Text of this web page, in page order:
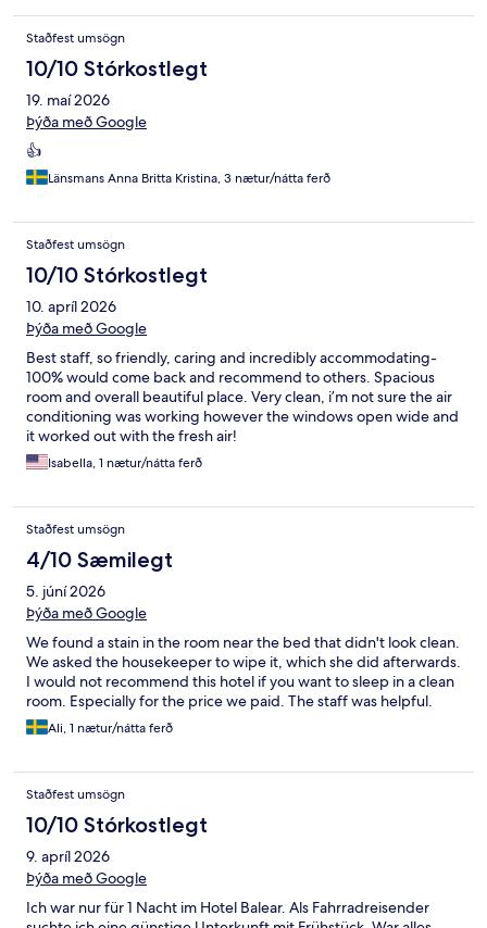
Staðfest umsögn
10/10 Stórkostlegt
19. maí 2026
Þýða með Google
👍
Länsmans Anna Britta Kristina, 3 nætur/nátta ferð
Staðfest umsögn
10/10 Stórkostlegt
10. apríl 2026
Þýða með Google
Best staff, so friendly, caring and incredibly accommodating-
100% would come back and recommend to others. Spacious
room and overall beautiful place. Very clean, i’m not sure the air
conditioning was working however the windows open wide and
it worked out with the fresh air!
Isabella, 1 nætur/nátta ferð
Staðfest umsögn
4/10 Sæmilegt
5. júní 2026
Þýða með Google
We found a stain in the room near the bed that didn't look clean.
We asked the housekeeper to wipe it, which she did afterwards.
I would not recommend this hotel if you want to sleep in a clean
room. Especially for the price we paid. The staff was helpful.
Ali, 1 nætur/nátta ferð
Staðfest umsögn
10/10 Stórkostlegt
9. apríl 2026
Þýða með Google
Ich war nur für 1 Nacht im Hotel Balear. Als Fahrradreisender